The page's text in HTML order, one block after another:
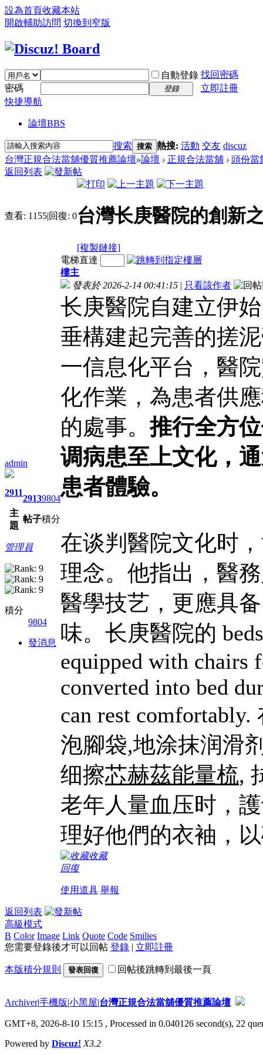
設為首頁收藏本站
開啟輔助訪問 切換到窄版
自動登錄 找回密碼
密碼
登錄
立即註冊
快捷導航
論壇BBS
搜索 搜索 熱搜: 活動 交友 discuz
台灣正規合法當舖優質推薦論壇»論壇 › 正規合法當舖 › 頭份當
返回列表
查看: 1155|回復: 0台灣长庚醫院的創新
[複製鏈接]
admin
2911
主
題
2913
帖子
9804
積分
管理員
積分
9804
發消息
電梯直達
樓主
發表於 2026-2-14 00:41:15 | 只看該作者
长庚醫院自建立伊
垂構建起完善的搓
一信息化平台，醫
化作業，為患者供
的處事。推行全方
调病患至上文化，
患者體驗。
在谈判醫院文化时
理念。他指出，醫
醫學技艺，更應具
味。长庚醫院的 beds
equipped with chairs
converted into bed
can rest
泡腳袋,地涂抹润滑
细擦芯赫茲能量梳,
老年人量血压时，
理好他們的衣袖，
收藏
回復
使用道具 舉報
返回列表
高級模式
B Color Image Link Quote Code Smilies
您需要登錄後才可以回帖 登錄 | 立即註冊
本版積分規則 發表回復 回帖後跳轉到最後一頁
Archiver|手機版|小黑屋|台灣正規合法當舖優質推薦論壇
GMT+8, 2026-8-10 15:15 , Processed in 0.040126 second(s), 22
Powered by Discuz! X3.2